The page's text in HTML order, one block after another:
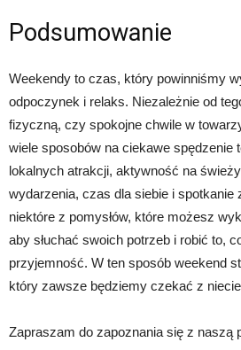
Podsumowanie
Weekendy to czas, który powinniśmy
odpoczynek i relaks. Niezależnie od
fizyczną, czy spokojne chwile w
wiele sposobów na ciekawe spędzenie
lokalnych atrakcji, aktywność na
wydarzenia, czas dla siebie i spotkanie
niektóre z pomysłów, które możesz
aby słuchać swoich potrzeb i robić to,
przyjemność. W ten sposób weekend
który zawsze będziemy czekać z
Zapraszam do zapoznania się z naszą